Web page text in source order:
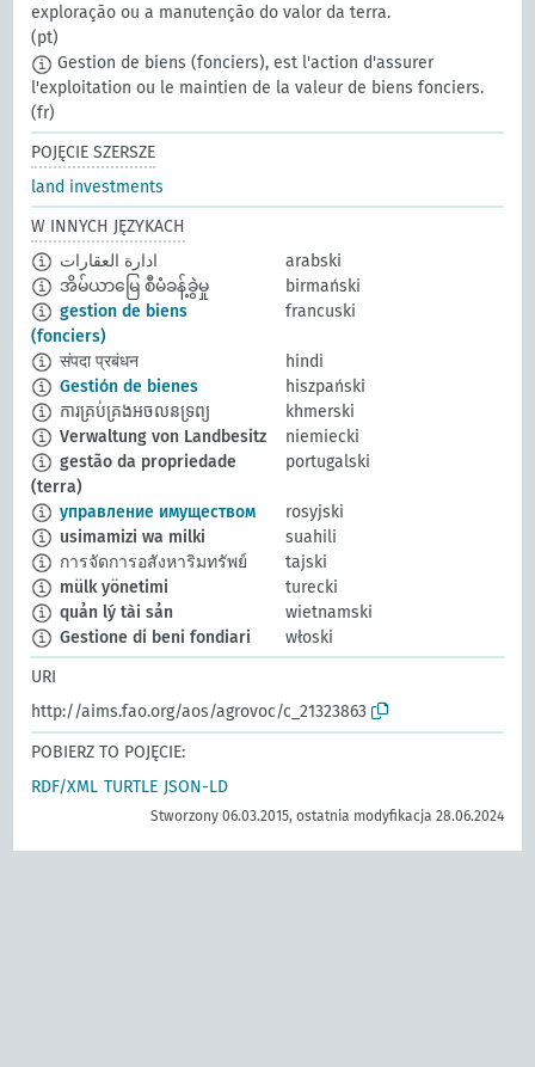
exploração ou a manutenção do valor da terra.
(pt)
Gestion de biens (fonciers), est l'action d'assurer
l'exploitation ou le maintien de la valeur de biens fonciers.
(fr)
POJĘCIE SZERSZE
land investments
W INNYCH JĘZYKACH
ادارة العقارات
arabski
အိမ်ယာမြေ စီမံခန့်ခွဲမှု
birmański
gestion de biens
(fonciers)
francuski
संपदा प्रबंधन
hindi
Gestión de bienes
hiszpański
ការគ្រប់គ្រងអចលនទ្រព្យ
khmerski
Verwaltung von Landbesitz
niemiecki
gestão da propriedade
(terra)
portugalski
управление имуществом
rosyjski
usimamizi wa milki
suahili
การจัดการอสังหาริมทรัพย์
tajski
mülk yönetimi
turecki
quản lý tài sản
wietnamski
Gestione di beni fondiari
włoski
URI
http://aims.fao.org/aos/agrovoc/c_21323863
POBIERZ TO POJĘCIE:
RDF/XML TURTLE JSON-LD
Stworzony 06.03.2015, ostatnia modyfikacja 28.06.2024